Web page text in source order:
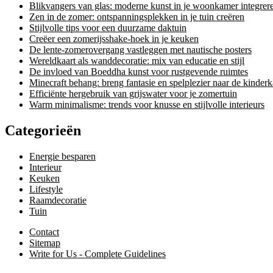
Blikvangers van glas: moderne kunst in je woonkamer
Zen in de zomer: ontspanningsplekken in je tuin creëren
Stijlvolle tips voor een duurzame daktuin
Creëer een zomerijsshake-hoek in je keuken
De lente-zomerovergang vastleggen met nautische posters
Wereldkaart als wanddecoratie: mix van educatie en stijl
De invloed van Boeddha kunst voor rustgevende ruimtes
Minecraft behang: breng fantasie en spelplezier naar de
Efficiënte hergebruik van grijswater voor je zomertuin
Warm minimalisme: trends voor knusse en stijlvolle interieurs
Categorieën
Energie besparen
Interieur
Keuken
Lifestyle
Raamdecoratie
Tuin
Contact
Sitemap
Write for Us - Complete Guidelines